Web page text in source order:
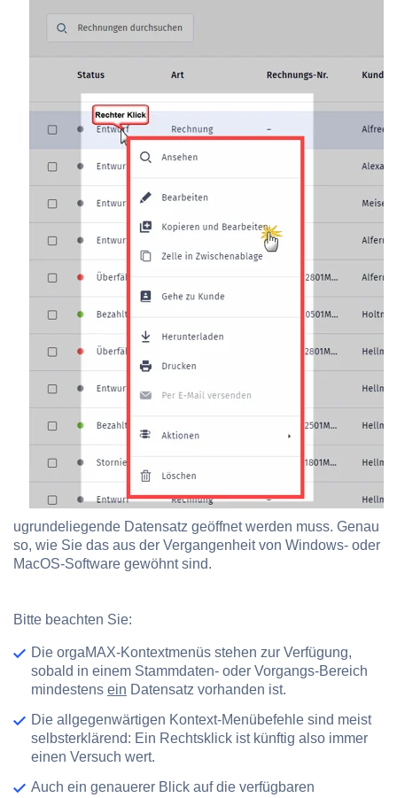
ugrundeliegende Datensatz geöffnet werden muss. Genau
so, wie Sie das aus der Vergangenheit von Windows- oder
MacOS-Software gewöhnt sind.
Bitte beachten Sie:
Die orgaMAX-Kontextmenüs stehen zur Verfügung,
sobald in einem Stammdaten- oder Vorgangs-Bereich
mindestens ein Datensatz vorhanden ist.
Die allgegenwärtigen Kontext-Menübefehle sind meist
selbsterklärend: Ein Rechtsklick ist künftig also immer
einen Versuch wert.
Auch ein genauerer Blick auf die verfügbaren